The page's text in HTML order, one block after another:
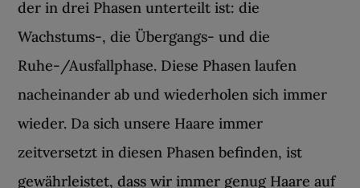
der in drei Phasen unterteilt ist: die
Wachstums-, die Übergangs- und die
Ruhe-/Ausfallphase. Diese Phasen laufen
nacheinander ab und wiederholen sich immer
wieder. Da sich unsere Haare immer
zeitversetzt in diesen Phasen befinden, ist
gewährleistet, dass wir immer genug Haare auf